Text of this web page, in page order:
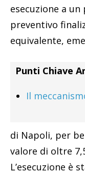
esecuzione a
preventivo
equivalente,
Punti Chiave
Il
di Napoli, per
valore di oltre
L’esecuzione è